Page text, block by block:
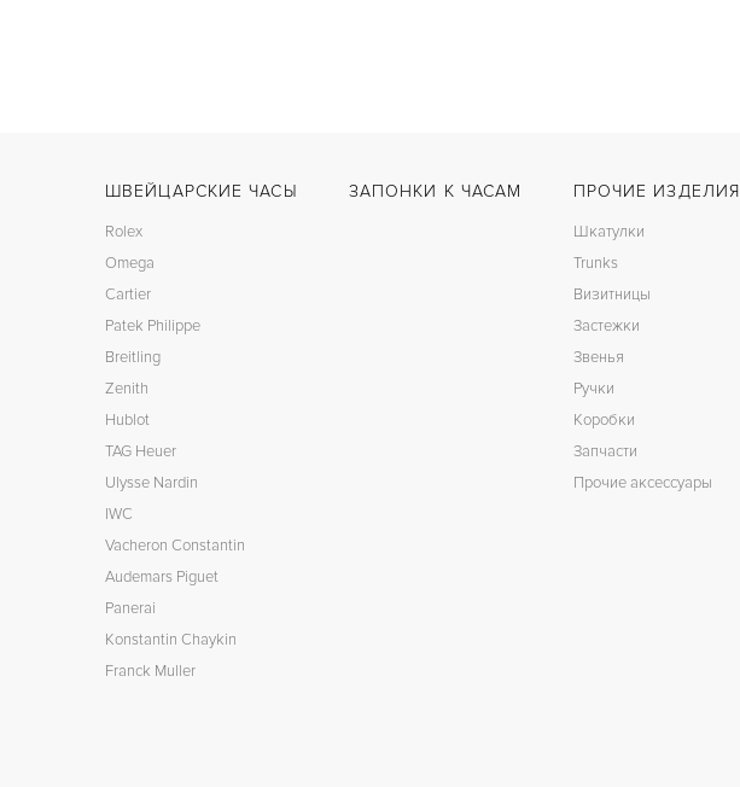
ШВЕЙЦАРСКИЕ ЧАСЫ
Rolex
Omega
Cartier
Patek Philippe
Breitling
Zenith
Hublot
TAG Heuer
Ulysse Nardin
IWC
Vacheron Constantin
Audemars Piguet
Panerai
Konstantin Chaykin
Franck Muller
ЗАПОНКИ К ЧАСАМ ПРОЧИЕ ИЗДЕЛИЯ
Шкатулки
Trunks
Визитницы
Застежки
Звенья
Ручки
Коробки
Запчасти
Прочие аксессуары